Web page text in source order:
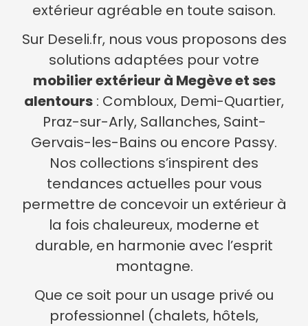
extérieur agréable en toute saison.
Sur Deseli.fr, nous vous proposons des
solutions adaptées pour votre
mobilier extérieur à Megève et ses
alentours : Combloux, Demi-Quartier,
Praz-sur-Arly, Sallanches, Saint-
Gervais-les-Bains ou encore Passy.
Nos collections s’inspirent des
tendances actuelles pour vous
permettre de concevoir un extérieur à
la fois chaleureux, moderne et
durable, en harmonie avec l’esprit
montagne.
Que ce soit pour un usage privé ou
professionnel (chalets, hôtels,